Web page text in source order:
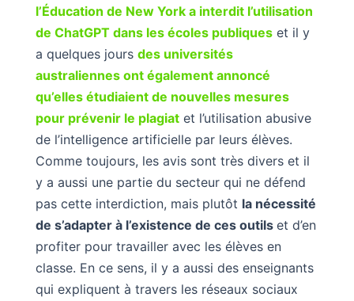
l’Éducation de New York a interdit l’utilisation
de ChatGPT dans les écoles publiqueset il y
a quelques jours des universités
australiennes ont également annoncé
qu’elles étudiaient de nouvelles mesures
pour prévenir le plagiatet l’utilisation abusive
de l’intelligence artificielle par leurs élèves.
Comme toujours, les avis sont très divers et il
y a aussi une partie du secteur qui ne défend
pas cette interdiction, mais plutôt la nécessité
de s’adapter à l’existence de ces outils et d’en
profiter pour travailler avec les élèves en
classe. En ce sens, il y a aussi des enseignants
qui expliquent à travers les réseaux sociaux